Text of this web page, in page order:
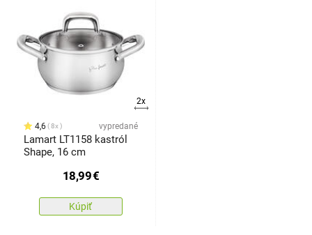
2x
4,6 8x vypredané
Lamart LT1158 kastról
Shape, 16 cm
18,99€
Kúpiť